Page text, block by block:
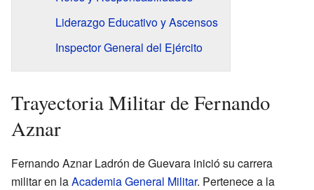
Liderazgo Educativo y Ascensos
Inspector General del Ejército
Trayectoria Militar de Fernando
Aznar
Fernando Aznar Ladrón de Guevara inició su carrera
militar en laAcademia General Militar. Pertenece a la